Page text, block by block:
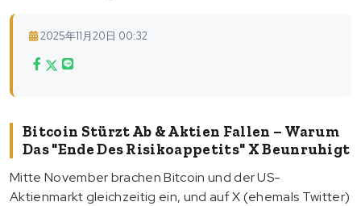
2025年11月20日 00:32
Bitcoin Stürzt Ab & Aktien Fallen – Warum
Das "Ende Des Risikoappetits" X Beunruhigt
Mitte November brachen Bitcoin und der US-
Aktienmarkt gleichzeitig ein, und auf X (ehemals Twitter)